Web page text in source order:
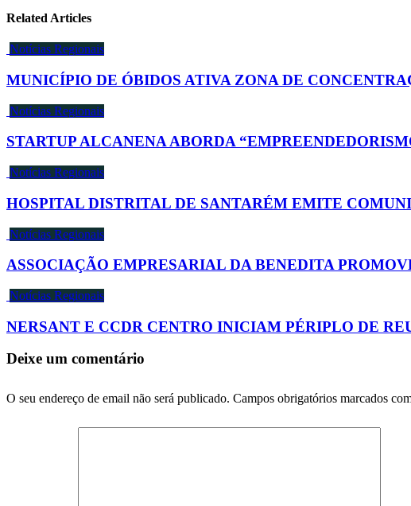
Related Articles
Notícias Regionais
MUNICÍPIO DE ÓBIDOS ATIVA ZONA DE
Notícias Regionais
STARTUP ALCANENA ABORDA
Notícias Regionais
HOSPITAL DISTRITAL DE SANTARÉM EMITE
Notícias Regionais
ASSOCIAÇÃO EMPRESARIAL DA BENEDITA
Notícias Regionais
NERSANT E CCDR CENTRO INICIAM PÉRIPLO DE
Deixe um comentário
O seu endereço de email não será publicado. Campos obrigatórios marcados